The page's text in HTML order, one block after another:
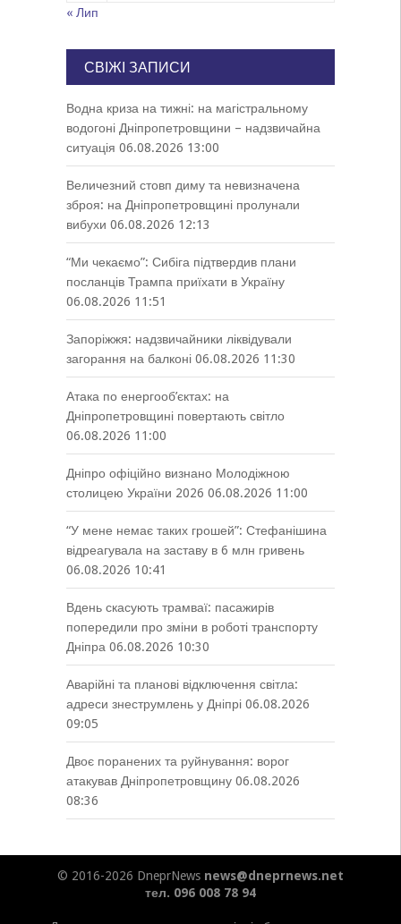
« Лип
СВІЖІ ЗАПИСИ
Водна криза на тижні: на магістральному
водогоні Дніпропетровщини – надзвичайна
ситуація 06.08.2026 13:00
Величезний стовп диму та невизначена
зброя: на Дніпропетровщині пролунали
вибухи 06.08.2026 12:13
“Ми чекаємо”: Сибіга підтвердив плани
посланців Трампа приїхати в Україну
06.08.2026 11:51
Запоріжжя: надзвичайники ліквідували
загорання на балконі 06.08.2026 11:30
Атака по енергооб’єктах: на
Дніпропетровщині повертають світло
06.08.2026 11:00
Дніпро офіційно визнано Молодіжною
столицею України 2026 06.08.2026 11:00
“У мене немає таких грошей”: Стефанішина
відреагувала на заставу в 6 млн гривень
06.08.2026 10:41
Вдень скасують трамваї: пасажирів
попередили про зміни в роботі транспорту
Дніпра 06.08.2026 10:30
Аварійні та планові відключення світла:
адреси знеструмлень у Дніпрі 06.08.2026
09:05
Двоє поранених та руйнування: ворог
атакував Дніпропетровщину 06.08.2026
08:36
© 2016-2026 DneprNews news@dneprnews.net
тел. 096 008 78 94